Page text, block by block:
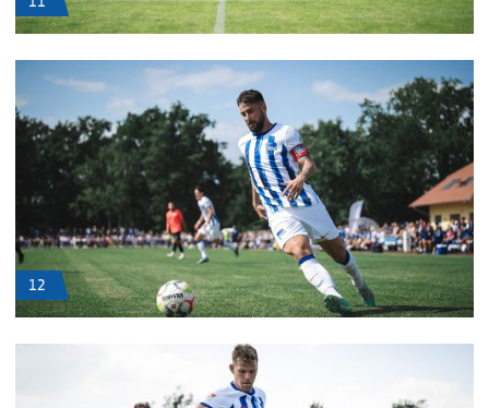
12